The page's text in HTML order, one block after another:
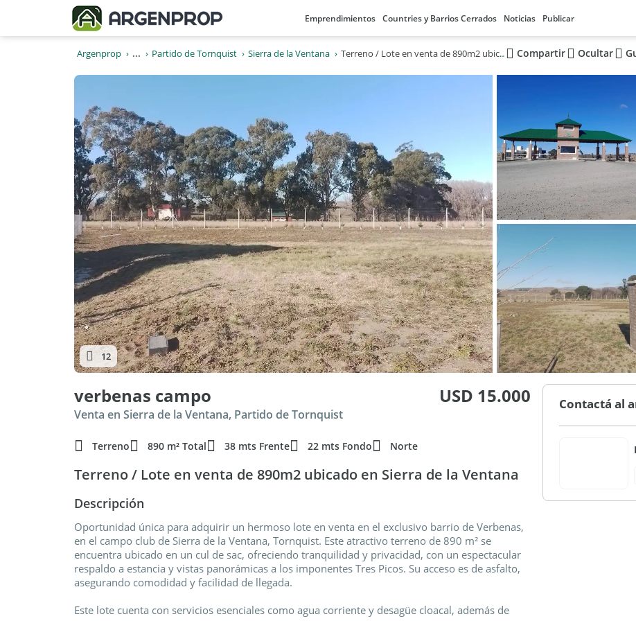
Emprendimientos Countries y Barrios Cerrados Noticias Publicar
Argenprop ... Partido de Tornquist Sierra de la Ventana Terreno / Lote en venta de 890m2 ubicado en Sierra de la Ventana Compartir Ocultar
12
verbenas campo USD 15.000
Venta en Sierra de la Ventana, Partido de Tornquist
Terreno 890 m² Total 38 mts Frente 22 mts Fondo Norte
Terreno / Lote en venta de 890m2 ubicado en Sierra de la Ventana
Descripción
Oportunidad única para adquirir un hermoso lote en venta en el exclusivo barrio de Verbenas,
en el campo club de Sierra de la Ventana, Tornquist. Este atractivo terreno de 890 m² se
encuentra ubicado en un cul de sac, ofreciendo tranquilidad y privacidad, con un espectacular
respaldo a estancia y vistas panorámicas a los imponentes Tres Picos. Su acceso es de asfalto,
asegurando comodidad y facilidad de llegada.
Este lote cuenta con servicios esenciales como agua corriente y desagüe cloacal, además de
Contactá al